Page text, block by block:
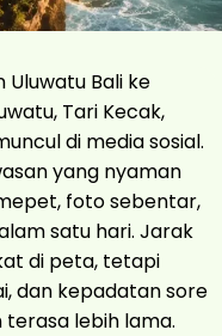
Bali ke
Tari Kecak,
di media sosial.
yang nyaman
foto sebentar,
satu hari. Jarak
di peta, tetapi
dan kepadatan sore
lebih lama.